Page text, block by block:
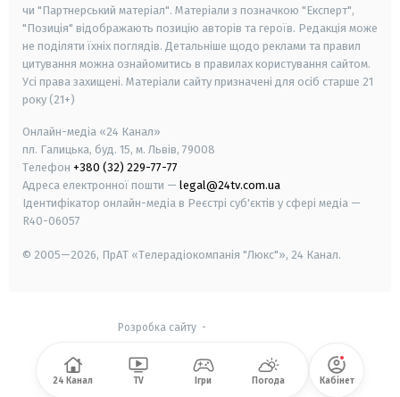
чи "Партнерський матеріал". Матеріали з позначкою "Експерт",
"Позиція" відображають позицію авторів та героїв. Редакція може
не поділяти їхніх поглядів. Детальніше щодо реклами та правил
цитування можна ознайомитись в правилах користування сайтом.
Усі права захищені. Матеріали сайту призначені для осіб старше 21
року (21+)
Онлайн-медіа «24 Канал»
пл. Галицька, буд. 15, м. Львів, 79008
Телефон +380 (32) 229-77-77
Адреса електронної пошти — legal@24tv.com.ua
Ідентифікатор онлайн-медіа в Реєстрі суб'єктів у сфері медіа —
R40-06057
© 2005—2026, ПрАТ «Телерадіокомпанія "Люкс"», 24 Канал.
Розробка сайту-
24 Канал TV Ігри Погода Кабінет